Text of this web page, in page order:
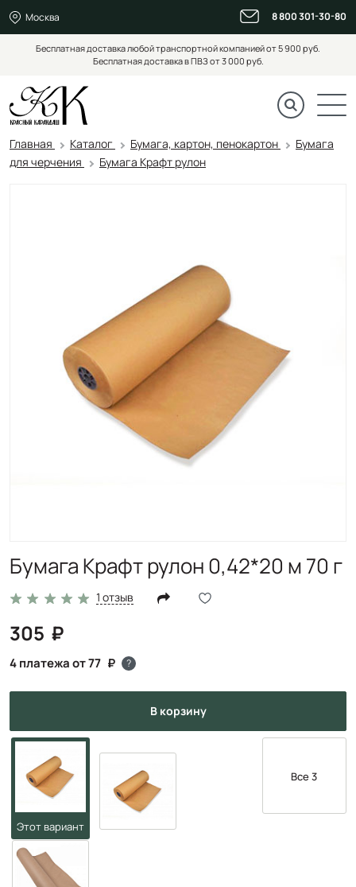
Москва 8 800 301-30-80
Бесплатная доставка любой транспортной компанией от 5 900 руб.
Бесплатная доставка в ПВЗ от 3 000 руб.
Главная Каталог Бумага, картон, пенокартон
Бумага
для черчения
Бумага Крафт рулон
Бумага Крафт рулон 0,42*20 м 70 г
1 отзыв
305
4 платежа от 77 ?
в корзину
Все 3